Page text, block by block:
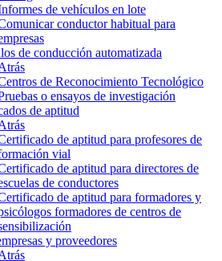
de vehículos en lote
conductor habitual para
de conducción automatizada
de Reconocimiento Tecnológico
o ensayos de investigación
de aptitud
de aptitud para profesores de
vial
de aptitud para directores de
de conductores
de aptitud para formadores y
formadores de centros de
y proveedores